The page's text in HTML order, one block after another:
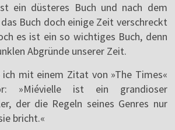
ein düsteres Buch und nach dem
Buch doch einige Zeit verschreckt
es ist ein so wichtiges Buch, denn
Abgründe unserer Zeit.
ich mit einem Zitat von »The Times«
»Miévielle ist ein grandioser
der die Regeln seines Genres nur
bricht.«